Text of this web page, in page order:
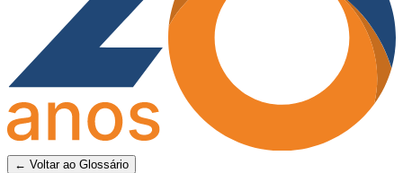
← Voltar ao Glossário